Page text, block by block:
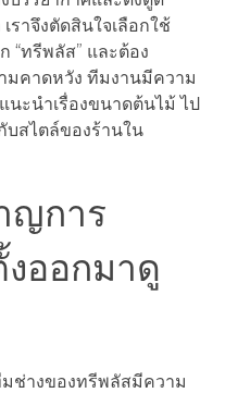
ราจึงตัดสินใจเลือกใช้
“ทรีพลัส” และต้อง
มคาดหวัง ทีมงานมีความ
นะนำเรื่องขนาดต้นไม้ ไป
บสไตล์ของร้านใน
ญการ
ออกมาดู
ช่างของทรีพลัสมีความ